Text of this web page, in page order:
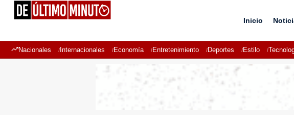
Inicio
Nacionales Internacionales Economía Entretenimiento Deportes Estilo